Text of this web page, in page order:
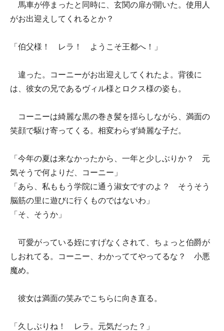
馬車が停まったと同時に、玄関の扉が開いた。使用人
がお出迎えしてくれるとか？
「伯父様！ レラ！ ようこそ王都へ！」
違った。コーニーがお出迎えしてくれたよ。背後に
は、彼女の兄であるヴィル様とロクス様の姿も。
コーニーは綺麗な黒の巻き髪を揺らしながら、満面の
笑顔で駆け寄ってくる。相変わらず綺麗な子だ。
「今年の夏は来なかったから、一年と少しぶりか？ 元
気そうで何よりだ、コーニー」
「あら、私ももう学院に通う淑女ですのよ？ そうそう
脳筋の里に遊びに行くものではないわ」
「そ、そうか」
可愛がっている姪にすげなくされて、ちょっと伯爵が
しおれてる。コーニー、わかっててやってるな？ 小悪
魔め。
彼女は満面の笑みでこちらに向き直る。
「久しぶりね！ レラ。元気だった？」